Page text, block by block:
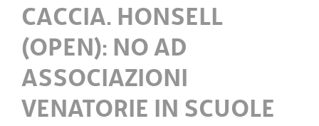
CACCIA. HONSELL
(OPEN): NO AD
ASSOCIAZIONI
VENATORIE IN SCUOLE